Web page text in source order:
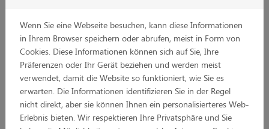
Im Zusammenhang mit der Verarbeitung Ihrer
personenbezogenen Daten stehen Ihnen, nach
Vorliegen der entsprechenden Voraussetzungen,
folgende Rechte zu:
gemäß Art. 15 DSGVO Auskunft über Ihre von uns
verarbeiteten personenbezogenen Daten zu
verlangen,
Wenn Sie eine Webseite besuchen, kann diese Informationen
in Ihrem Browser speichern oder abrufen, meist in Form von
Cookies. Diese Informationen können sich auf Sie, Ihre
Präferenzen oder Ihr Gerät beziehen und werden meist
verwendet, damit die Website so funktioniert, wie Sie es
erwarten. Die Informationen identifizieren Sie in der Regel
nicht direkt, aber sie können Ihnen ein personalisierteres Web-
Erlebnis bieten. Wir respektieren Ihre Privatsphäre und Sie